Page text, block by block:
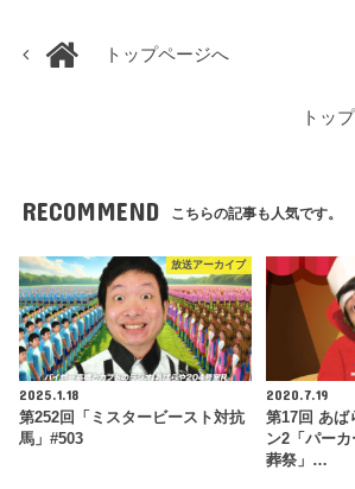
トップページへ
トッ
RECOMMEND こちらの記事も人気です。
放送アーカイブ
2025.1.18
第252回「ミスタービースト対抗
馬」#503
2020.7.19
第17回 あば
ン2「パー
葬祭」…